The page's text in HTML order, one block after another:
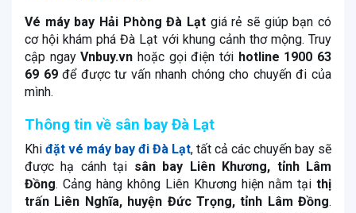
Vé máy bay Hải Phòng Đà Lạt giá rẻ sẽ giúp bạn có
cơ hội khám phá Đà Lạt với khung cảnh thơ mộng. Truy
cập ngayVnbuy.vn hoặc gọi điện tới hotline 1900 63
69 69để được tư vấn nhanh chóng cho chuyến đi của
mình.
Thông tin về sân bay Đà Lạt
Khi đặt vé máy bay đi Đà Lạt, tất cả các chuyến bay sẽ
được hạ cánh tại sân bay Liên Khương, tỉnh Lâm
Đồng. Cảng hàng không Liên Khương hiện nằm tại thị
trấn Liên Nghĩa, huyện Đức Trọng, tỉnh Lâm Đồng.